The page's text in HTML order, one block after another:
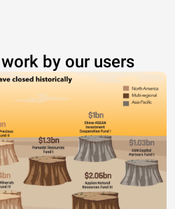
by our users